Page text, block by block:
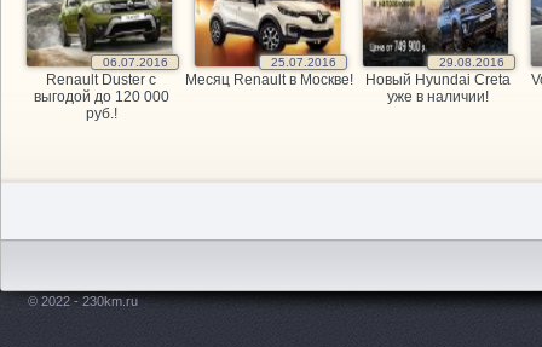
06.07.2016
Renault Duster с
выгодой до 120 000
руб.!
25.07.2016
Месяц Renault в Москве!
29.08.2016
Новый Hyundai Creta
уже в наличии!
© 2022 - 230km.ru